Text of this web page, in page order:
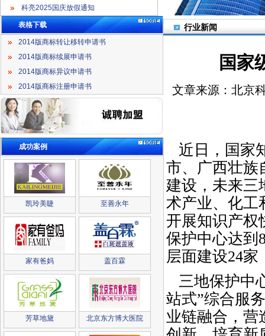
科亮2025国庆放假通知
表格下载
2014版商标转让移转申请书
2014版商标续展申请书
2014版商标异议申请书
2014版商标注册申请书
成功案例
凯玲美睫 至善永年
家有爸妈 盖百霖
芳草地黛 北京东方博大医院
行业新闻
国家
文章来源：北京
近日，国家
市、广西壮族
建设，未来三
术产业、化工
开展知识产权
保护中心达到
层面建设24
三地保护中
站式”综合服
业链融合，营